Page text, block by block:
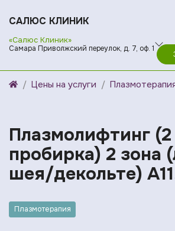
САЛЮС КЛИНИК
«Салюс Клиник»
Самара Приволжский переулок, д. 7, оф. 1
Цены на услуги
Плазмолифтинг (2
пробирка) 2 зона
шея/декольте)
Плазмотерапия